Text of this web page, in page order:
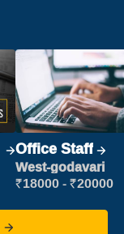
Office Staff
West-godavari
₹18000 - ₹20000